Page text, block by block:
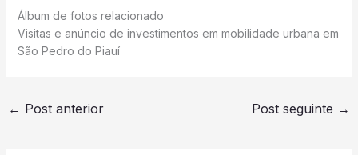
Álbum de fotos relacionado
Visitas e anúncio de investimentos em mobilidade urbana em
São Pedro do Piauí
← Post anterior Post seguinte →